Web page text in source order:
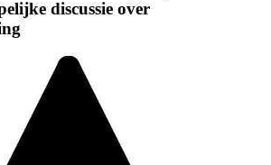
discussie over